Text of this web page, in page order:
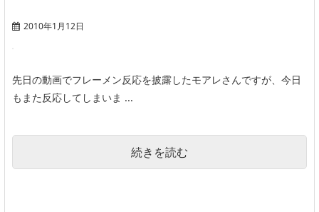
2010年1月12日
先日の動画でフレーメン反応を披露したモアレさんですが、今日
もまた反応してしまいま ...
続きを読む